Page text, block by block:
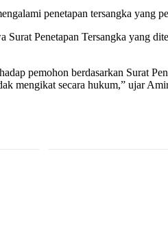
penetapan tersangka yang
Penetapan Tersangka yang
pemohon berdasarkan Surat
secara hukum,” ujar